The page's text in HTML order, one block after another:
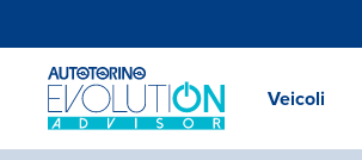
Veicoli